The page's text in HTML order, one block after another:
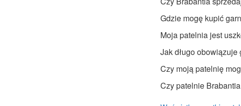
Gdzie mogę kupić
Moja patelnia jest
Jak długo obowiązuje
Czy moją patelnię
Czy patelnie